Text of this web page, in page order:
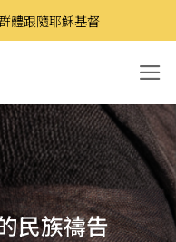
體跟隨耶穌基督
民族禱告